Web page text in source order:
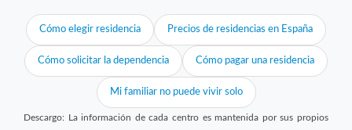
Cómo elegir residencia Precios de residencias en España
Cómo solicitar la dependencia Cómo pagar una residencia
Mi familiar no puede vivir solo
Descargo: La información de cada centro es mantenida por sus propios